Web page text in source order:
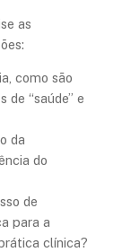
as
como são
de “saúde” e
da
do
de
para a
clínica?